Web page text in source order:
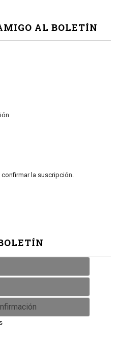
AL BOLETÍN
la suscripción.